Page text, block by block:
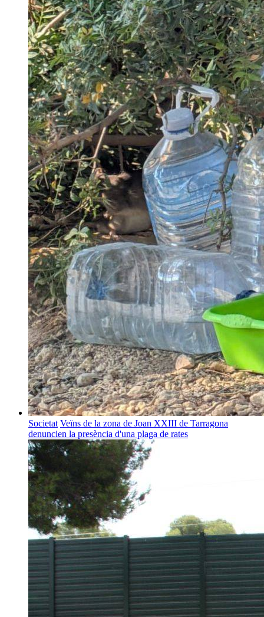
Societat Veïns de la zona de Joan XXIII de Tarragona
denuncien la presència d'una plaga de rates